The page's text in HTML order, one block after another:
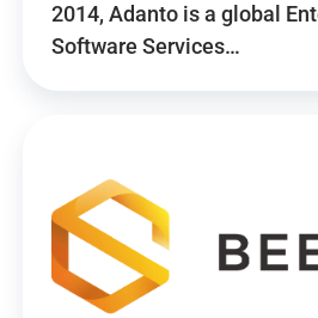
2014, Adanto is a global
Software Services…